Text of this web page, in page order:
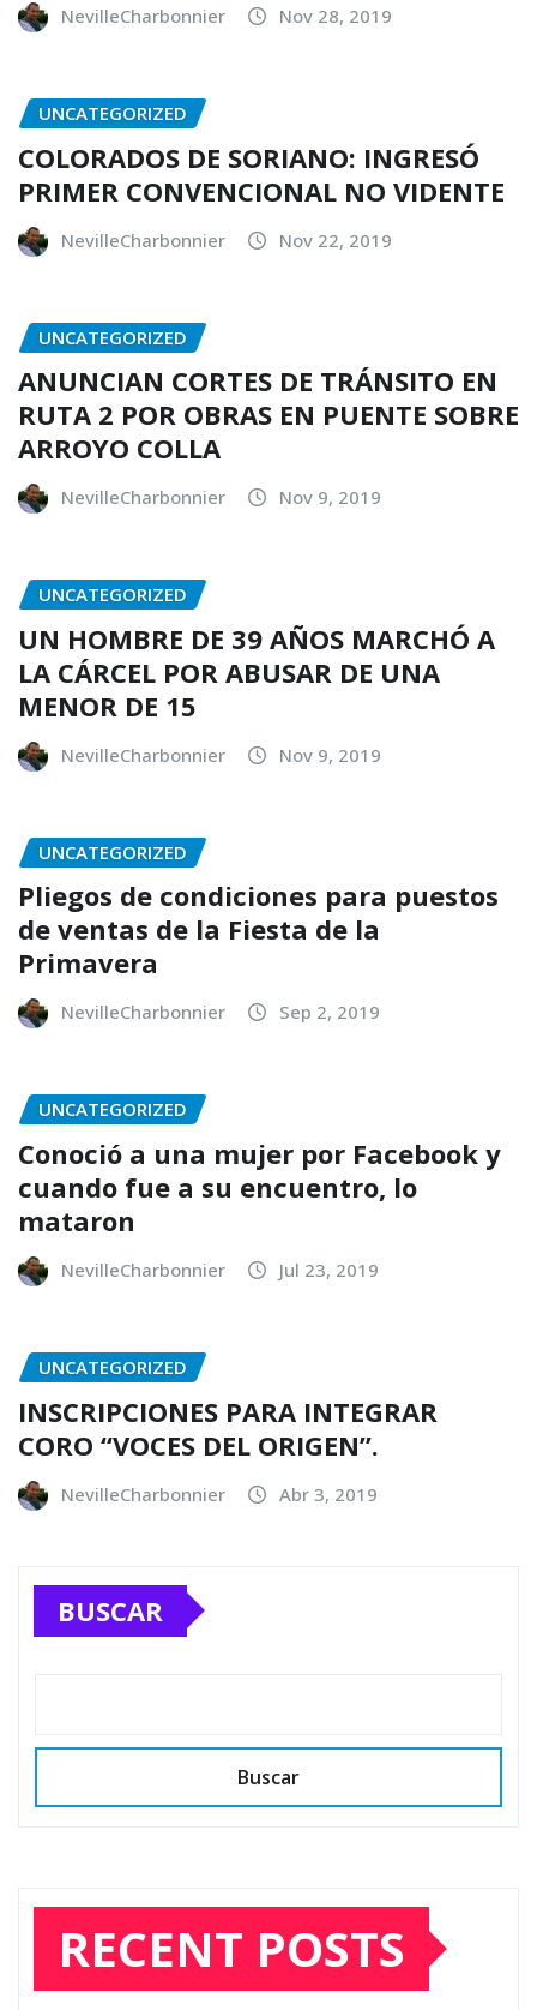
NevilleCharbonnier Nov 28, 2019
UNCATEGORIZED
COLORADOS DE SORIANO: INGRESÓ
PRIMER CONVENCIONAL NO VIDENTE
NevilleCharbonnier Nov 22, 2019
UNCATEGORIZED
ANUNCIAN CORTES DE TRÁNSITO EN
RUTA 2 POR OBRAS EN PUENTE SOBRE
ARROYO COLLA
NevilleCharbonnier Nov 9, 2019
UNCATEGORIZED
UN HOMBRE DE 39 AÑOS MARCHÓ A
LA CÁRCEL POR ABUSAR DE UNA
MENOR DE 15
NevilleCharbonnier Nov 9, 2019
UNCATEGORIZED
Pliegos de condiciones para puestos
de ventas de la Fiesta de la
Primavera
NevilleCharbonnier Sep 2, 2019
UNCATEGORIZED
Conoció a una mujer por Facebook y
cuando fue a su encuentro, lo
mataron
NevilleCharbonnier Jul 23, 2019
UNCATEGORIZED
INSCRIPCIONES PARA INTEGRAR
CORO “VOCES DEL ORIGEN”.
NevilleCharbonnier Abr 3, 2019
BUSCAR
Buscar
RECENT POSTS